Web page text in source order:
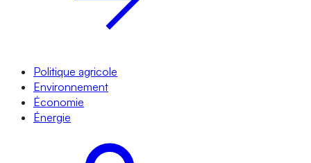
Politique agricole
Environnement
Économie
Énergie